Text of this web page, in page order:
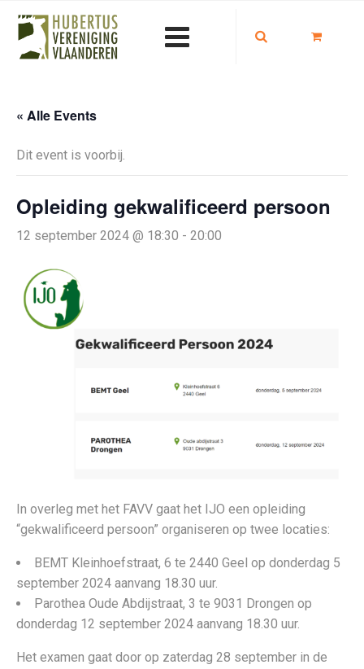
« Alle Events
Dit event is voorbij.
Opleiding gekwalificeerd persoon
12 september 2024 @ 18:30 - 20:00
In overleg met het FAVV gaat het IJO een opleiding
“gekwalificeerd persoon” organiseren op twee locaties:
BEMT Kleinhoefstraat, 6 te 2440 Geel op donderdag 5
september 2024 aanvang 18.30 uur.
Parothea Oude Abdijstraat, 3 te 9031 Drongen op
donderdag 12 september 2024 aanvang 18.30 uur.
Het examen gaat door op zaterdag 28 september in de